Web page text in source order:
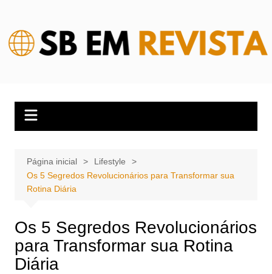
conteúdo
Página inicial
Lifestyle
Os 5 Segredos Revolucionários para Transformar sua
Rotina Diária
Os 5 Segredos Revolucionários
para Transformar sua Rotina
Diária